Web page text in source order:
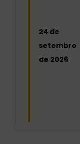
24 de
setembro
de 2026